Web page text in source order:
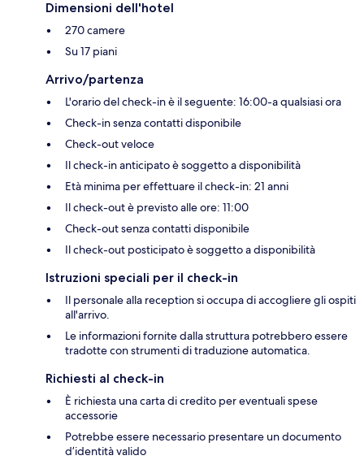
Dimensioni dell'hotel
270 camere
Su 17 piani
Arrivo/partenza
L'orario del check-in è il seguente: 16:00-a qualsiasi ora
Check-in senza contatti disponibile
Check-out veloce
Il check-in anticipato è soggetto a disponibilità
Età minima per effettuare il check-in: 21 anni
Il check-out è previsto alle ore: 11:00
Check-out senza contatti disponibile
Il check-out posticipato è soggetto a disponibilità
Istruzioni speciali per il check-in
Il personale alla reception si occupa di accogliere gli ospiti
all'arrivo.
Le informazioni fornite dalla struttura potrebbero essere
tradotte con strumenti di traduzione automatica.
Richiesti al check-in
È richiesta una carta di credito per eventuali spese
accessorie
Potrebbe essere necessario presentare un documento
d’identità valido